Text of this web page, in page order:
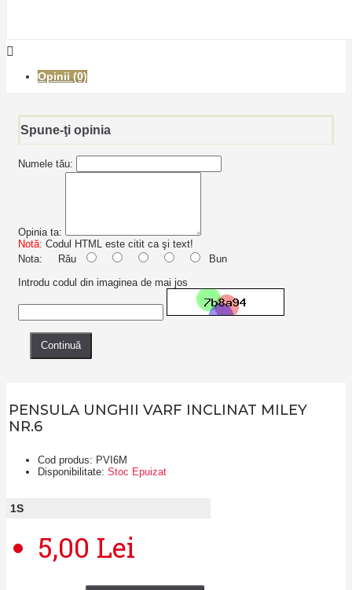
Opinii (0)
Spune-ţi opinia
Numele tău:
Opinia ta:
Notă: Codul HTML este citit ca şi text!
Nota: Rău
Bun
Introdu codul din imaginea de mai jos
Continuă
PENSULA UNGHII VARF INCLINAT MILEY
NR.6
Cod produs: PVI6M
Disponibilitate: Stoc Epuizat
1S
5,00 Lei